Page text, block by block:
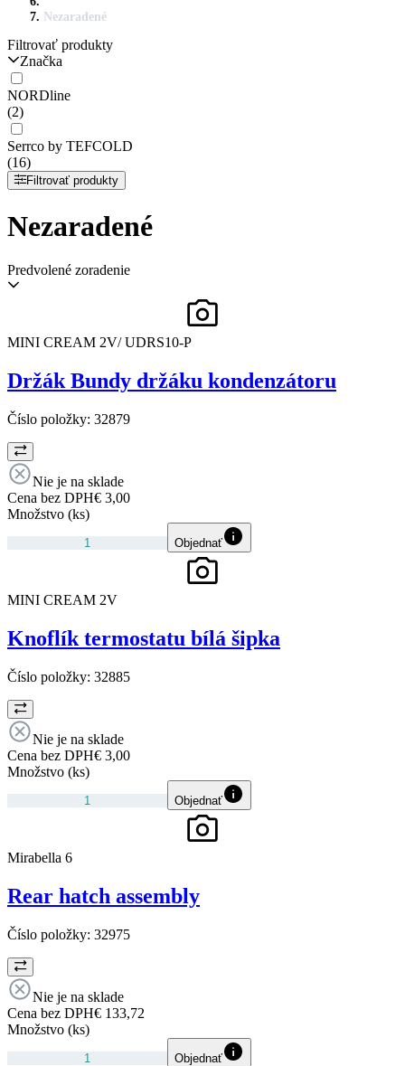
Nezaradené
Filtrovať produkty
Značka
NORDline
(2)
Serrco by TEFCOLD
(16)
Filtrovať produkty
Nezaradené
Predvolené zoradenie
MINI CREAM 2V/ UDRS10-P
Držák Bundy držáku kondenzátoru
Číslo položky: 32879
Nie je na sklade
Cena bez DPH€ 3,00
Množstvo (ks)
Objednať
MINI CREAM 2V
Knoflík termostatu bílá šipka
Číslo položky: 32885
Nie je na sklade
Cena bez DPH€ 3,00
Množstvo (ks)
Objednať
Mirabella 6
Rear hatch assembly
Číslo položky: 32975
Nie je na sklade
Cena bez DPH€ 133,72
Množstvo (ks)
Objednať